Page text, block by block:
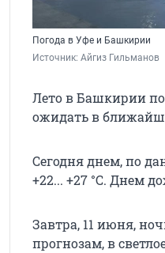
Погода в Уфе и Башкирии
Источник: Айгиз Гильманов
Лето в Башкирии
ожидать в
Сегодня днем, по
+22... +27 °С. Днем
Завтра, 11 июня,
прогнозам, в